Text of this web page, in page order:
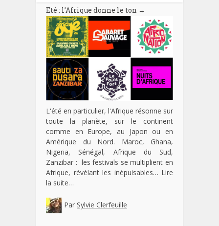
Eté : l’Afrique donne le ton →
L'été en particulier, l'Afrique résonne sur
toute la planète, sur le continent
comme en Europe, au Japon ou en
Amérique du Nord. Maroc, Ghana,
Nigeria, Sénégal, Afrique du Sud,
Zanzibar : les festivals se multiplient en
Afrique, révélant les inépuisables… Lire
la suite…
Par Sylvie Clerfeuille